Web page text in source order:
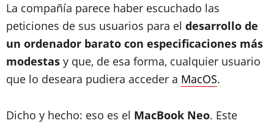
La compañía parece haber escuchado las
peticiones de sus usuarios para el desarrollo de
un ordenador barato con especificaciones más
modestas y que, de esa forma, cualquier usuario
que lo deseara pudiera acceder a MacOS.
Dicho y hecho: eso es el MacBook Neo. Este